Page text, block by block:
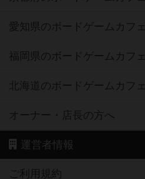
福岡県のボードゲームカフェ
北海道のボードゲームカフェ
オーナー・店長の方へ
運営者情報
ご利用規約
個人情報保護方針